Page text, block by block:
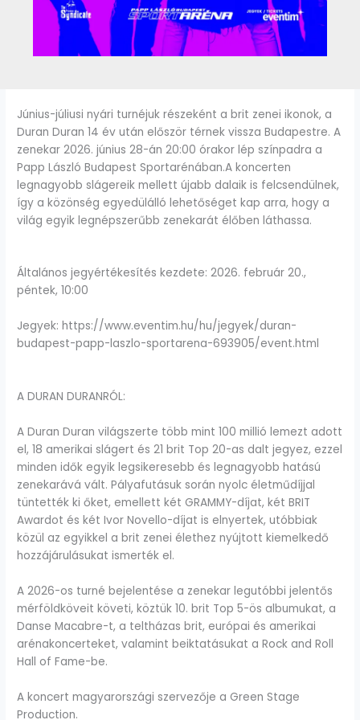
Június-júliusi nyári turnéjuk részeként a brit zenei ikonok, a
Duran Duran 14 év után először térnek vissza Budapestre. A
zenekar 2026. június 28-án 20:00 órakor lép színpadra a
Papp László Budapest Sportarénában.A koncerten
legnagyobb slágereik mellett újabb dalaik is felcsendülnek,
így a közönség egyedülálló lehetőséget kap arra, hogy a
világ egyik legnépszerűbb zenekarát élőben láthassa.
Általános jegyértékesítés kezdete: 2026. február 20.,
péntek, 10:00
Jegyek: https://www.eventim.hu/hu/jegyek/duran-
budapest-papp-laszlo-sportarena-693905/event.html
A DURAN DURANRÓL:
A Duran Duran világszerte több mint 100 millió lemezt adott
el, 18 amerikai slágert és 21 brit Top 20-as dalt jegyez, ezzel
minden idők egyik legsikeresebb és legnagyobb hatású
zenekarává vált. Pályafutásuk során nyolc életműdíjjal
tüntették ki őket, emellett két GRAMMY-díjat, két BRIT
Awardot és két Ivor Novello-díjat is elnyertek, utóbbiak
közül az egyikkel a brit zenei élethez nyújtott kiemelkedő
hozzájárulásukat ismerték el.
A 2026-os turné bejelentése a zenekar legutóbbi jelentős
mérföldköveit követi, köztük 10. brit Top 5-ös albumukat, a
Danse Macabre-t, a teltházas brit, európai és amerikai
arénakoncerteket, valamint beiktatásukat a Rock and Roll
Hall of Fame-be.
A koncert magyarországi szervezője a Green Stage
Production.